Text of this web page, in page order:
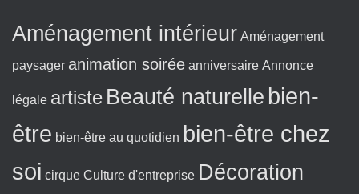
Aménagement intérieur Aménagement
paysager animation soirée anniversaire Annonce
légale artiste Beauté naturelle bien-
être bien-être au quotidien bien-être chez
soi cirque Culture d'entreprise Décoration